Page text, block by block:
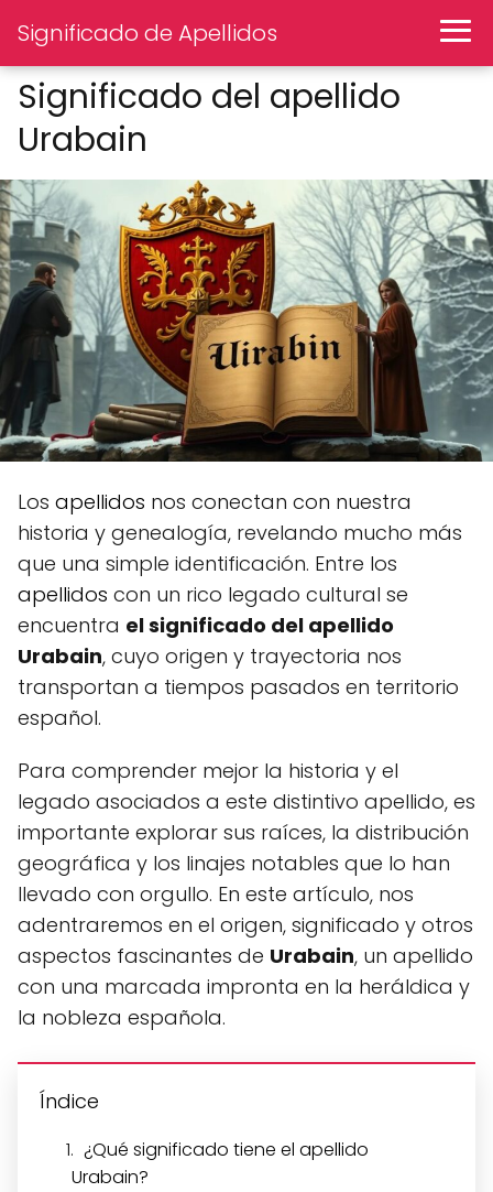
Significado de Apellidos
Significado del apellido
Urabain
Los apellidos nos conectan con nuestra
historia y genealogía, revelando mucho más
que una simple identificación. Entre los
apellidos con un rico legado cultural se
encuentra el significado del apellido
Urabain, cuyo origen y trayectoria nos
transportan a tiempos pasados en territorio
español.
Para comprender mejor la historia y el
legado asociados a este distintivo apellido, es
importante explorar sus raíces, la distribución
geográfica y los linajes notables que lo han
llevado con orgullo. En este artículo, nos
adentraremos en el origen, significado y otros
aspectos fascinantes de Urabain, un apellido
con una marcada impronta en la heráldica y
la nobleza española.
Índice
¿Qué significado tiene el apellido
Urabain?